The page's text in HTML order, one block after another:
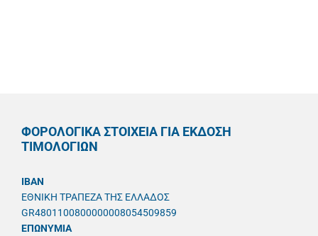
ΦΟΡΟΛΟΓΙΚΑ ΣΤΟΙΧΕΙΑ ΓΙΑ ΕΚΔΟΣΗ
ΤΙΜΟΛΟΓΙΩΝ
IBAN
ΕΘΝΙΚΗ ΤΡΑΠΕΖΑ ΤΗΣ ΕΛΛΑΔΟΣ
GR4801100800000008054509859
ΕΠΩΝΥΜΙΑ